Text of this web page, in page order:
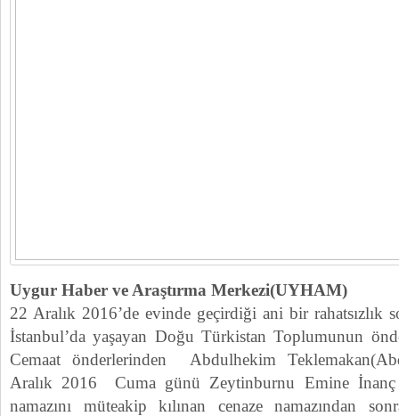
Uygur Haber ve Araştırma Merkezi(UYHAM)
22 Aralık 2016’de evinde geçirdiği ani bir rahatsızlık
İstanbul’da yaşayan Doğu Türkistan Toplumunun
Cemaat önderlerinden Abdulhekim
Aralık 2016 Cuma günü Zeytinburnu Emine İnanç
namazını müteakip kılınan cenaze namazından